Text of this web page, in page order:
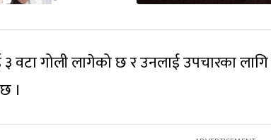
वटा गोली लागेको छ र उनलाई उपचारका लागि
।